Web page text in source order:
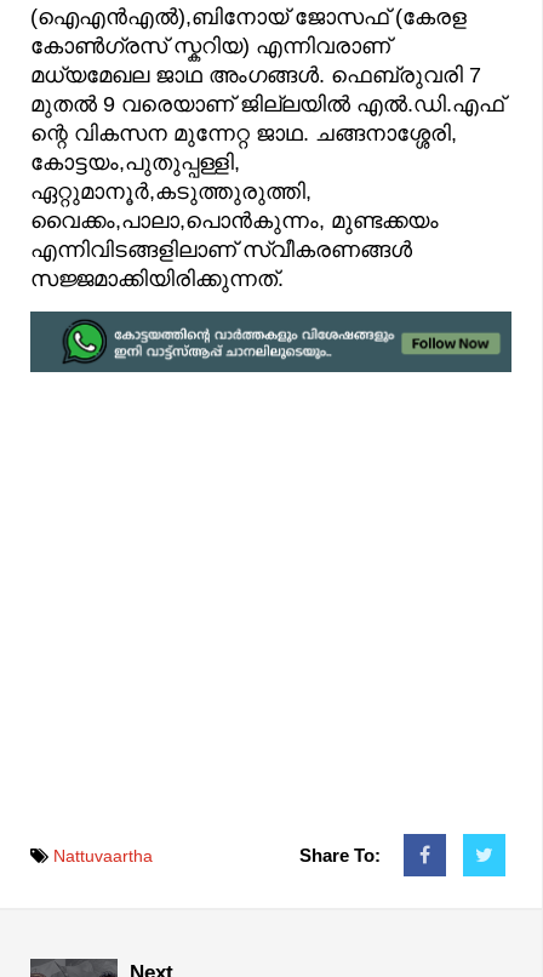
(ഐഎൻഎൽ),ബിനോയ് ജോസഫ് (കേരള
കോൺഗ്രസ് സ്കറിയ) എന്നിവരാണ്
മധ്യമേഖല ജാഥ അംഗങ്ങൾ. ഫെബ്രുവരി 7
മുതൽ 9 വരെയാണ് ജില്ലയിൽ എൽ.ഡി.എഫ്
ന്റെ വികസന മുന്നേറ്റ ജാഥ. ചങ്ങനാശ്ശേരി,
കോട്ടയം,പുതുപ്പള്ളി,
ഏറ്റുമാനൂർ,കടുത്തുരുത്തി,
വൈക്കം,പാലാ,പൊൻകുന്നം, മുണ്ടക്കയം
എന്നിവിടങ്ങളിലാണ് സ്വീകരണങ്ങൾ
സജ്ജമാക്കിയിരിക്കുന്നത്.
Nattuvaartha Share To: